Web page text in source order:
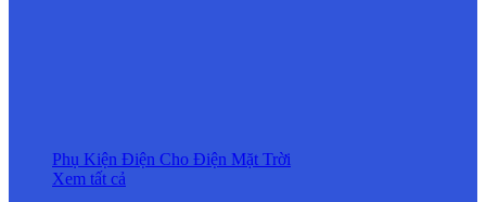
Phụ Kiện Điện Cho Điện Mặt Trời
Xem tất cả